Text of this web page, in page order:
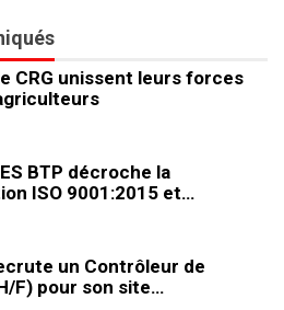
CRG unissent leurs forces
BTP décroche la
ISO 9001:2015 et…
un Contrôleur de
F) pour son site…